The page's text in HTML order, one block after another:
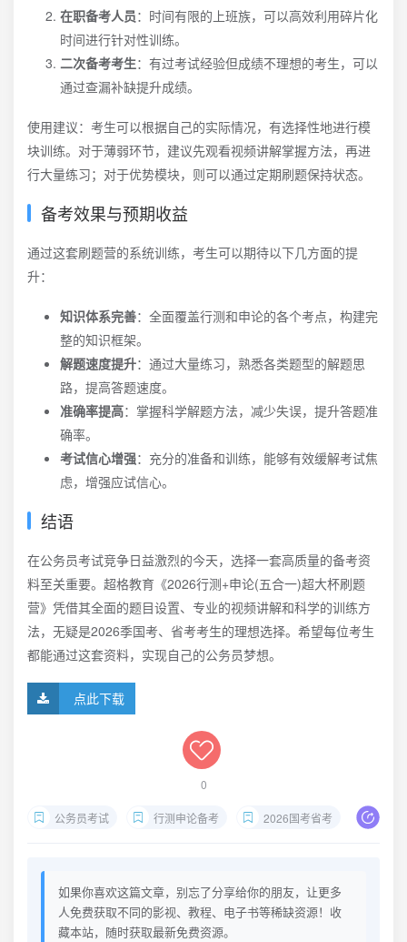
在职备考人员：时间有限的上班族，可以高效利用碎片化
时间进行针对性训练。
二次备考考生：有过考试经验但成绩不理想的考生，可以
通过查漏补缺提升成绩。
使用建议：考生可以根据自己的实际情况，有选择性地进行模
块训练。对于薄弱环节，建议先观看视频讲解掌握方法，再进
行大量练习；对于优势模块，则可以通过定期刷题保持状态。
备考效果与预期收益
通过这套刷题营的系统训练，考生可以期待以下几方面的提
升：
知识体系完善：全面覆盖行测和申论的各个考点，构建完
整的知识框架。
解题速度提升：通过大量练习，熟悉各类题型的解题思
路，提高答题速度。
准确率提高：掌握科学解题方法，减少失误，提升答题准
确率。
考试信心增强：充分的准备和训练，能够有效缓解考试焦
虑，增强应试信心。
结语
在公务员考试竞争日益激烈的今天，选择一套高质量的备考资
料至关重要。超格教育《2026行测+申论(五合一)超大杯刷题
营》凭借其全面的题目设置、专业的视频讲解和科学的训练方
法，无疑是2026季国考、省考考生的理想选择。希望每位考生
都能通过这套资料，实现自己的公务员梦想。
点此下载
0
公务员考试 行测申论备考 2026国考省考 公务
如果你喜欢这篇文章，别忘了分享给你的朋友，让更多
人免费获取不同的影视、教程、电子书等稀缺资源！收
藏本站，随时获取最新免费资源。